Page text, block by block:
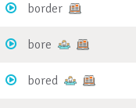
border
bore
bored